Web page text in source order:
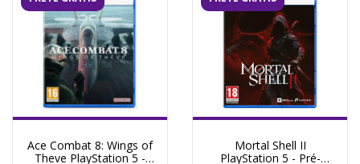
Ace Combat 8: Wings of
Theve PlayStation 5 -
Mortal Shell II
PlayStation 5 - Pré-